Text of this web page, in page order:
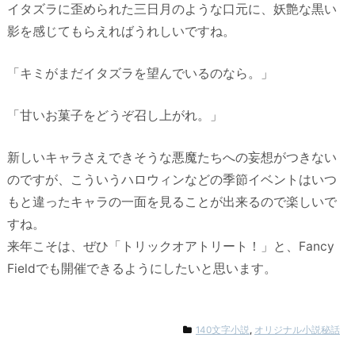
イタズラに歪められた三日月のような口元に、妖艶な黒い
影を感じてもらえればうれしいですね。
「キミがまだイタズラを望んでいるのなら。」
「甘いお菓子をどうぞ召し上がれ。」
新しいキャラさえできそうな悪魔たちへの妄想がつきない
のですが、こういうハロウィンなどの季節イベントはいつ
もと違ったキャラの一面を見ることが出来るので楽しいで
すね。
来年こそは、ぜひ「トリックオアトリート！」と、Fancy
Fieldでも開催できるようにしたいと思います。
140文字小説 , オリジナル小説秘話